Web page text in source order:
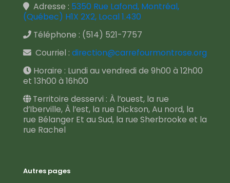
Adresse : 5350 Rue Lafond, Montréal,
(Québec) H1X 2X2, Local 1.430
Téléphone : (514) 521-7757
Courriel : direction@carrefourmontrose.org
Horaire : Lundi au vendredi de 9h00 à 12h00
et 13h00 à 16h00
Territoire desservi : À l’ouest, la rue
d’Iberville, À l’est, la rue Dickson, Au nord, la
rue Bélanger Et au Sud, la rue Sherbrooke et la
rue Rachel
Autres pages